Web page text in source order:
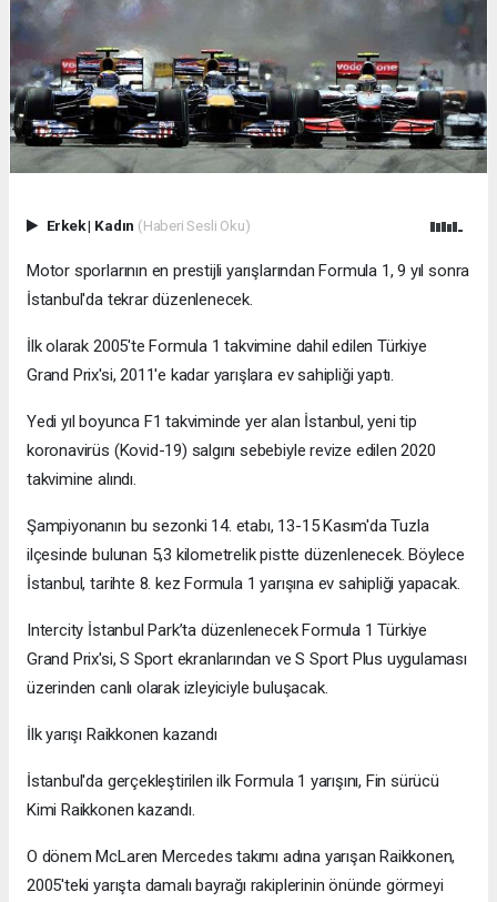
Erkek| Kadın (Haberi Sesli Oku)
Motor sporlarının en prestijli yarışlarından Formula 1, 9 yıl sonra
İstanbul'da tekrar düzenlenecek.
İlk olarak 2005'te Formula 1 takvimine dahil edilen Türkiye
Grand Prix'si, 2011'e kadar yarışlara ev sahipliği yaptı.
Yedi yıl boyunca F1 takviminde yer alan İstanbul, yeni tip
koronavirüs (Kovid-19) salgını sebebiyle revize edilen 2020
takvimine alındı.
Şampiyonanın bu sezonki 14. etabı, 13-15 Kasım'da Tuzla
ilçesinde bulunan 5,3 kilometrelik pistte düzenlenecek. Böylece
İstanbul, tarihte 8. kez Formula 1 yarışına ev sahipliği yapacak.
Intercity İstanbul Park’ta düzenlenecek Formula 1 Türkiye
Grand Prix'si, S Sport ekranlarından ve S Sport Plus uygulaması
üzerinden canlı olarak izleyiciyle buluşacak.
İlk yarışı Raikkonen kazandı
İstanbul'da gerçekleştirilen ilk Formula 1 yarışını, Fin sürücü
Kimi Raikkonen kazandı.
O dönem McLaren Mercedes takımı adına yarışan Raikkonen,
2005'teki yarışta damalı bayrağı rakiplerinin önünde görmeyi